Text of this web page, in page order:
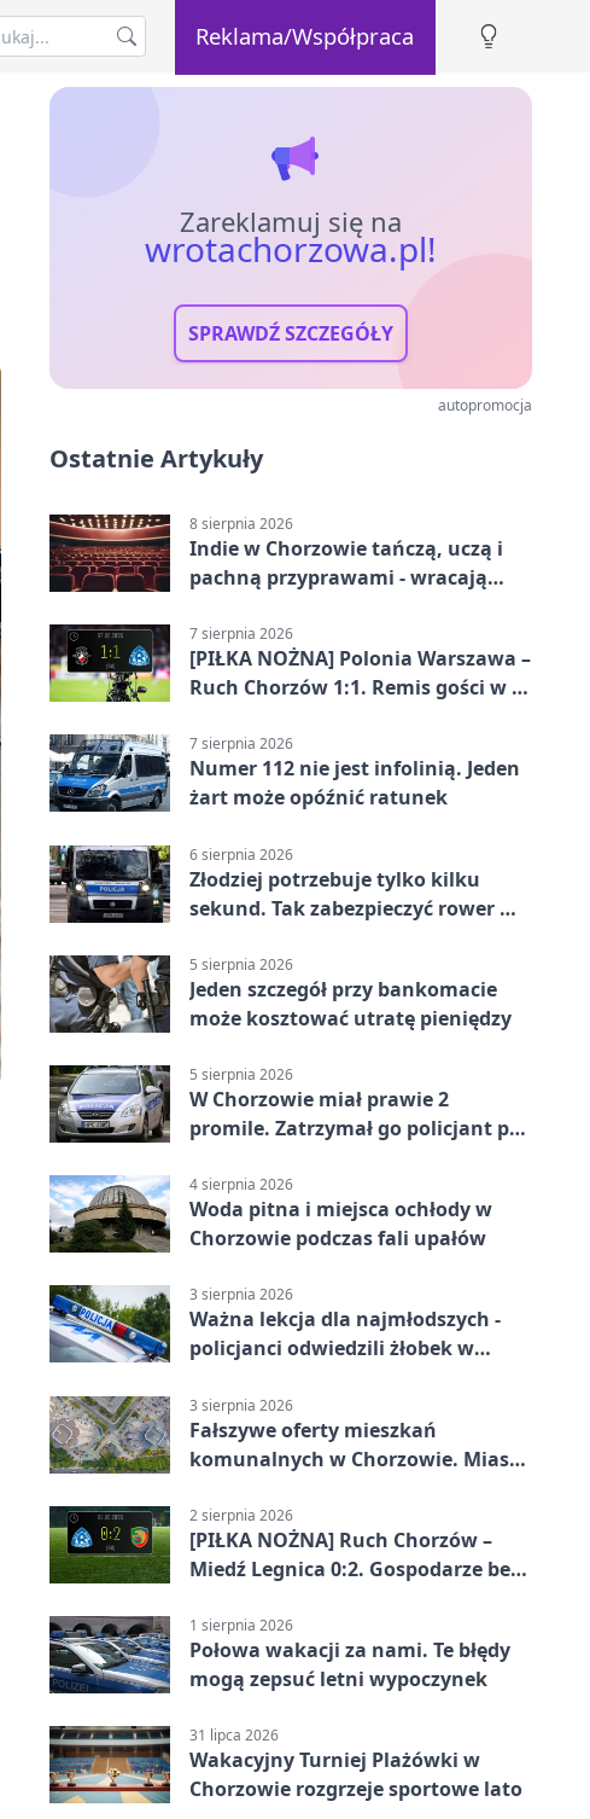
Reklama/Współpraca
Zareklamuj się na
wrotachorzowa.pl!
SPRAWDŹ SZCZEGÓŁY
autopromocja
Ostatnie Artykuły
8 sierpnia 2026
Indie w Chorzowie tańczą, uczą i
pachną przyprawami - wracają
7 sierpnia 2026
[PIŁKA NOŻNA] Polonia Warszawa –
Ruch Chorzów 1:1. Remis gości w 3.
7 sierpnia 2026
Numer 112 nie jest infolinią. Jeden
żart może opóźnić ratunek
6 sierpnia 2026
Złodziej potrzebuje tylko kilku
sekund. Tak zabezpieczyć rower w
5 sierpnia 2026
Jeden szczegół przy bankomacie
może kosztować utratę pieniędzy
5 sierpnia 2026
W Chorzowie miał prawie 2
promile. Zatrzymał go policjant po
4 sierpnia 2026
Woda pitna i miejsca ochłody w
Chorzowie podczas fali upałów
3 sierpnia 2026
Ważna lekcja dla najmłodszych -
policjanci odwiedzili żłobek w
3 sierpnia 2026
Fałszywe oferty mieszkań
komunalnych w Chorzowie. Miasto
2 sierpnia 2026
[PIŁKA NOŻNA] Ruch Chorzów –
Miedź Legnica 0:2. Gospodarze bez
1 sierpnia 2026
Połowa wakacji za nami. Te błędy
mogą zepsuć letni wypoczynek
31 lipca 2026
Wakacyjny Turniej Plażówki w
Chorzowie rozgrzeje sportowe lato